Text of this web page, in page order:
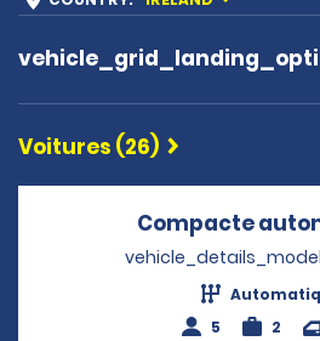
Voitures (26)
Compacte
5
2